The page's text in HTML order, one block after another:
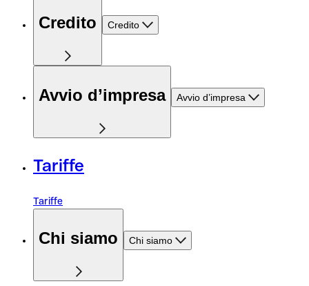
Credito Credito
Avvio d’impresa Avvio d’impresa
Tariffe
Tariffe
Chi siamo Chi siamo